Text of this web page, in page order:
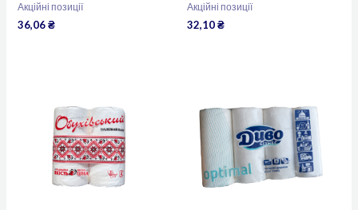
Акційні позиції
36,06₴
Акційні позиції
32,10₴